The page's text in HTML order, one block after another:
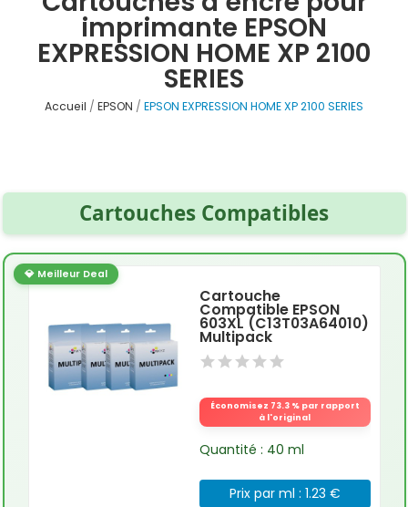
imprimante EPSON
EXPRESSION HOME XP 2100
SERIES
Accueil EPSON EPSON EXPRESSION HOME XP 2100 SERIES
Cartouches Compatibles
💎 Meilleur Deal
Cartouche
Compatible EPSON
603XL (C13T03A64010)
Multipack
Économisez 73.3 % par rapport
à l'original
Quantité : 40 ml
Prix par ml : 1.23 €